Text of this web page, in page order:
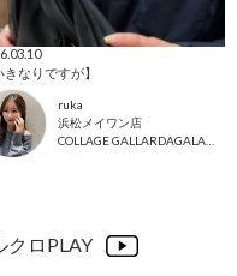
きなりですが】
ruka
浜松メイワン店
クロPLAY